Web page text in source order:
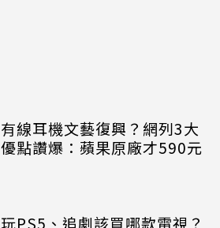
有線耳機文藝復興？網列3大
優點讚爆：蘋果原廠才590元
玩PS5、追劇該買哪款電視？